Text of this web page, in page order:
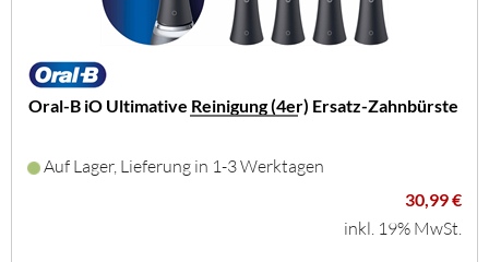
Oral-B iO Ultimative Reinigung (4er) Ersatz-Zahnbürste
Auf Lager, Lieferung in 1-3 Werktagen
30,99 €
inkl. 19% MwSt.